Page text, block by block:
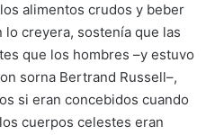
alimentos crudos y beber
creyera, sostenía que las
que los hombres –y estuvo
sorna Bertrand Russell–,
si eran concebidos cuando
cuerpos celestes eran